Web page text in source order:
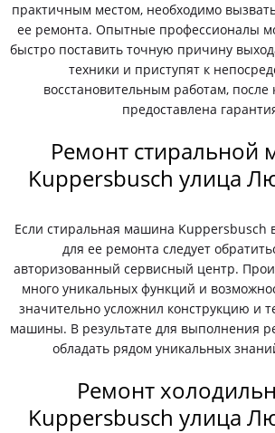
практичным местом, необходимо
ее ремонта. Опытные профессионалы
быстро поставить точную причину
техники и приступят к
восстановительным работам, после
предоставлена
Ремонт
Kuppersbusch улица
Если стиральная машина Kuppersbusch
для ее ремонта следует
авторизованный сервисный центр.
много уникальных функций и
значительно усложнил конструкцию и
машины. В результате для выполнения
обладать рядом уникальных
Ремонт
Kuppersbusch улица